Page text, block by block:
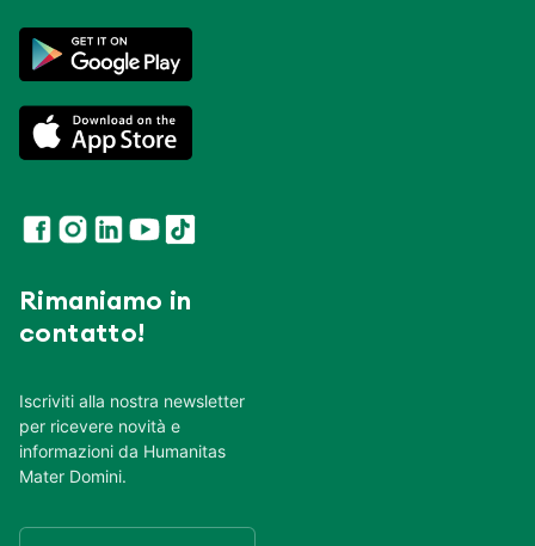
Rimaniamo in
contatto!
Iscriviti alla nostra newsletter
per ricevere novità e
informazioni da Humanitas
Mater Domini.